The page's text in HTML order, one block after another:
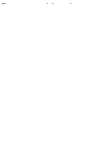
kieruję